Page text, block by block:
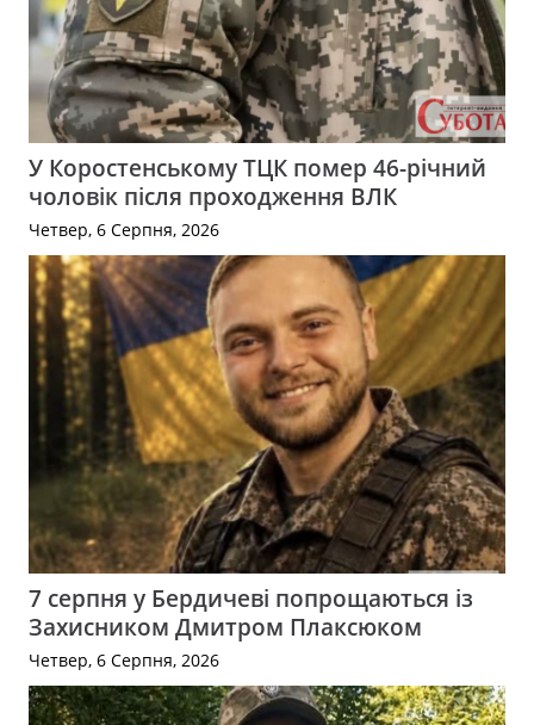
У Коростенському ТЦК помер 46-річний
чоловік після проходження ВЛК
Четвер, 6 Серпня, 2026
7 серпня у Бердичеві попрощаються із
Захисником Дмитром Плаксюком
Четвер, 6 Серпня, 2026